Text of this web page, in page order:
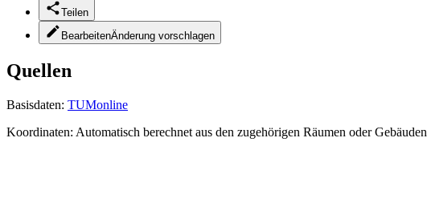
Teilen
BearbeitenÄnderung vorschlagen
Quellen
Basisdaten: TUMonline
Koordinaten: Automatisch berechnet aus den zugehörigen Räumen oder Gebäuden